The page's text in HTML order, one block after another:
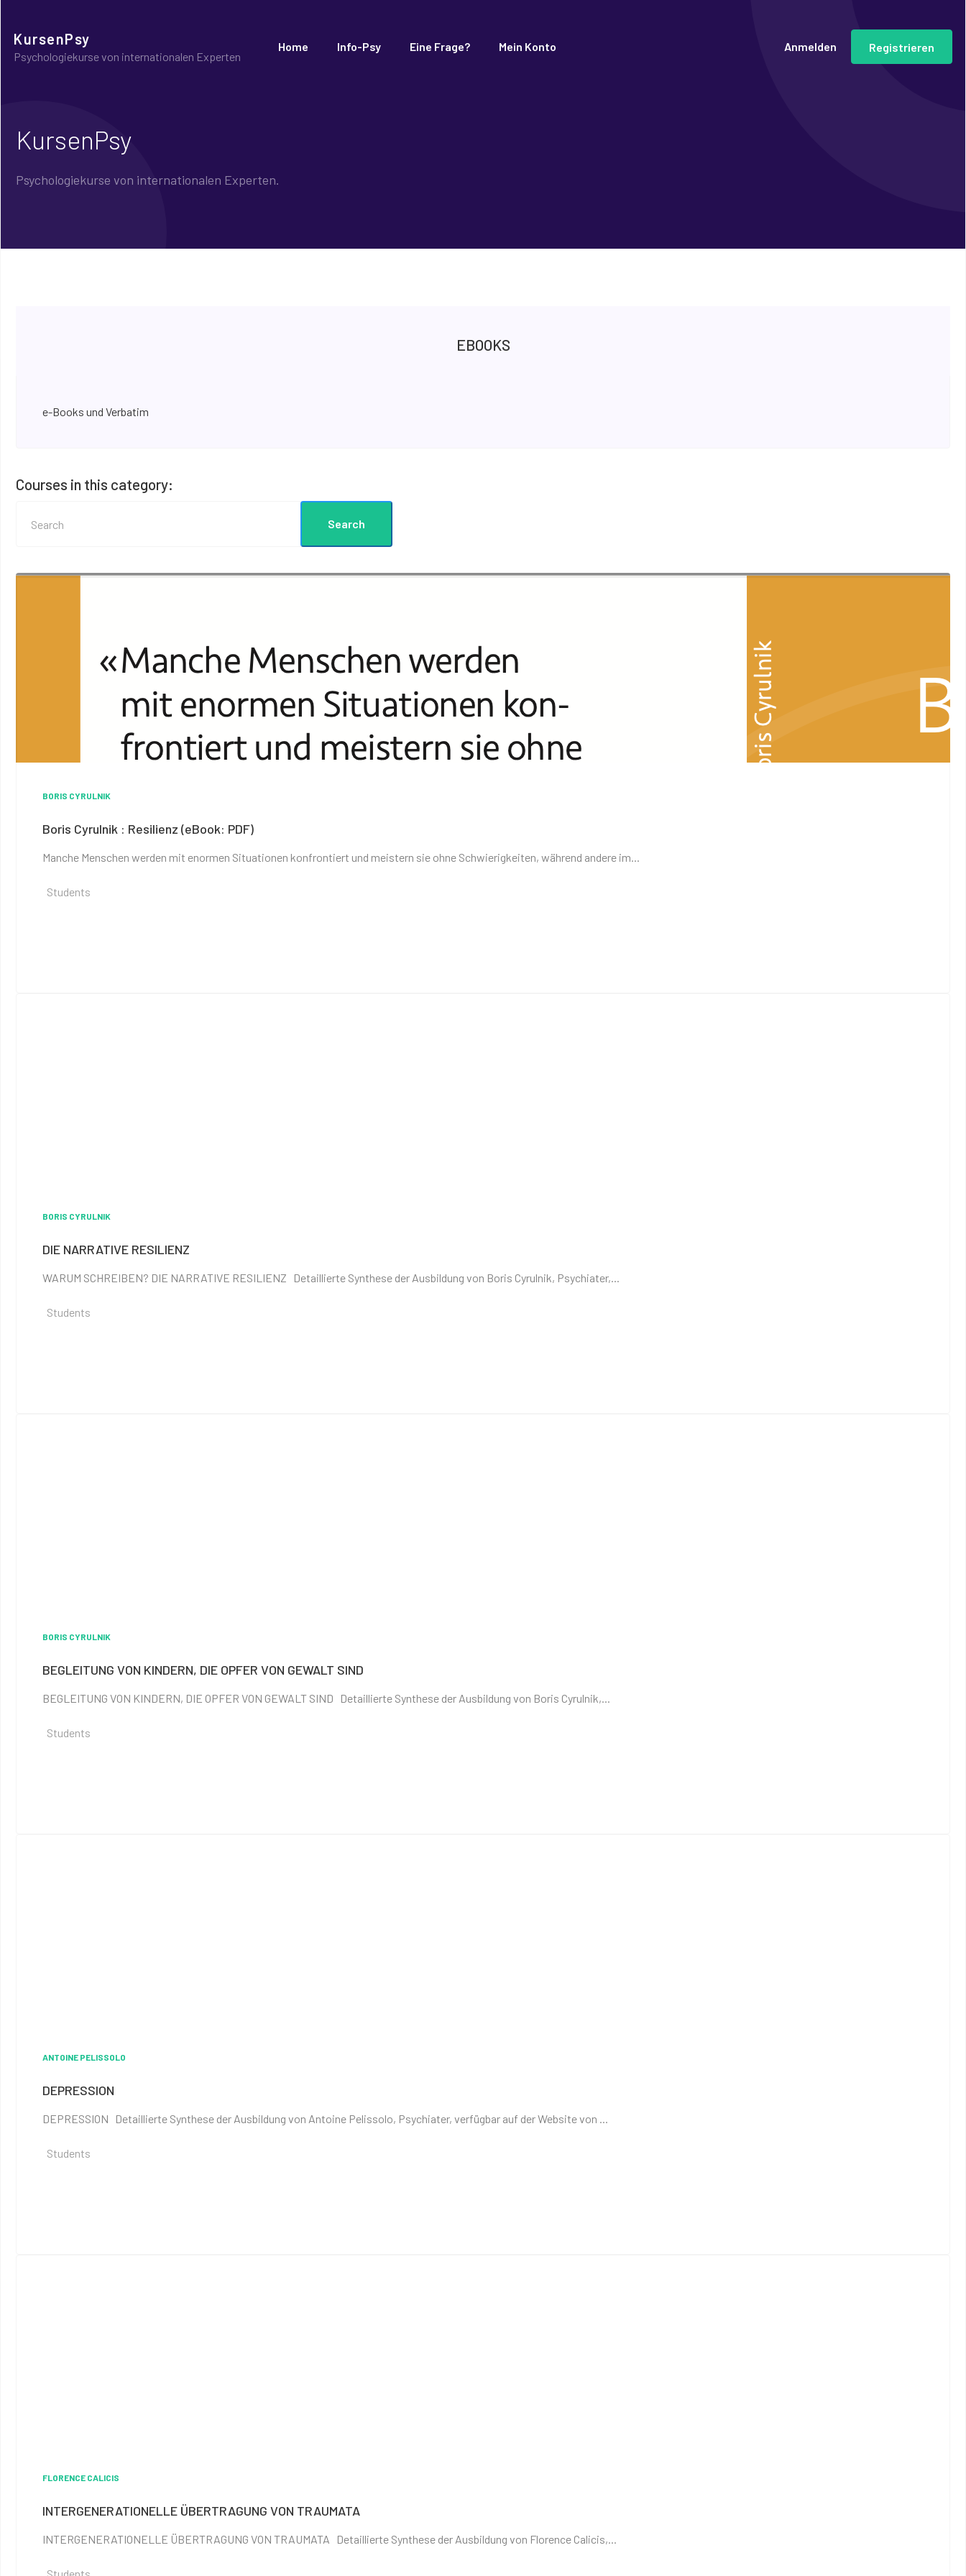
KursenPsy
Psychologiekurse von internationalen Experten
Home Info-Psy Eine Frage? Mein Konto Anmelden Registrieren
KursenPsy
Psychologiekurse von internationalen Experten.
EBOOKS
e-Books und Verbatim
Courses in this category:
Search
BORIS CYRULNIK
Boris Cyrulnik : Resilienz (eBook: PDF)
Manche Menschen werden mit enormen Situationen konfrontiert und meistern sie ohne Schwierigkeiten, während andere im...
Students
BORIS CYRULNIK
DIE NARRATIVE RESILIENZ
WARUM SCHREIBEN? DIE NARRATIVE RESILIENZ Detaillierte Synthese der Ausbildung von Boris Cyrulnik, Psychiater,...
Students
BORIS CYRULNIK
BEGLEITUNG VON KINDERN, DIE OPFER VON GEWALT SIND
BEGLEITUNG VON KINDERN, DIE OPFER VON GEWALT SIND Detaillierte Synthese der Ausbildung von Boris Cyrulnik,...
Students
ANTOINE PELISSOLO
DEPRESSION
DEPRESSION Detaillierte Synthese der Ausbildung von Antoine Pelissolo, Psychiater, verfügbar auf der Website von ...
Students
FLORENCE CALICIS
INTERGENERATIONELLE ÜBERTRAGUNG VON TRAUMATA
INTERGENERATIONELLE ÜBERTRAGUNG VON TRAUMATA Detaillierte Synthese der Ausbildung von Florence Calicis,...